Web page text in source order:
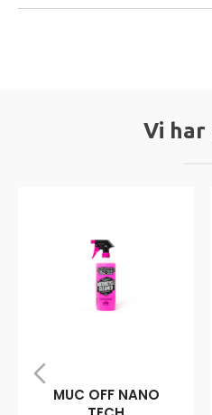
Vi har
MUC OFF NANO